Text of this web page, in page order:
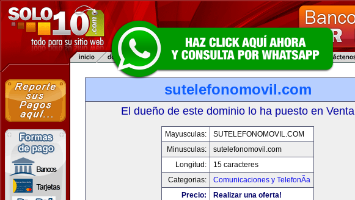
sutelefonomovil.com
El dueño de este dominio lo ha puesto en Venta
Mayusculas:
SUTELEFONOMOVIL.COM
Minusculas:
sutelefonomovil.com
Longitud:
15 caracteres
Categorias:
Comunicaciones y TelefonÃ­a
Precio:
Realizar una oferta!